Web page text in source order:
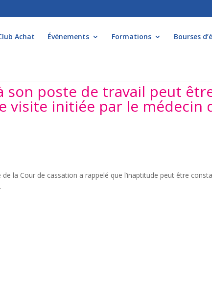
Achat Événements Formations Bourses
son poste de travail peut
visite initiée par le médecin
la Cour de cassation a rappelé que l’inaptitude peut être